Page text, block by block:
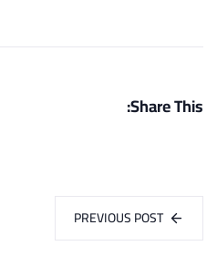
Share This:
PREVIOUS POST